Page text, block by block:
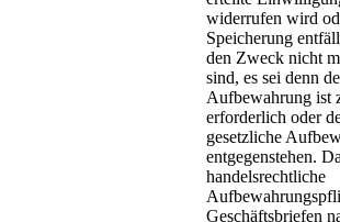
widerrufen wird
Speicherung
den Zweck nicht
sind, es sei denn
Aufbewahrung ist
erforderlich oder
gesetzliche
entgegenstehen.
handelsrechtliche
Geschäftsbriefen